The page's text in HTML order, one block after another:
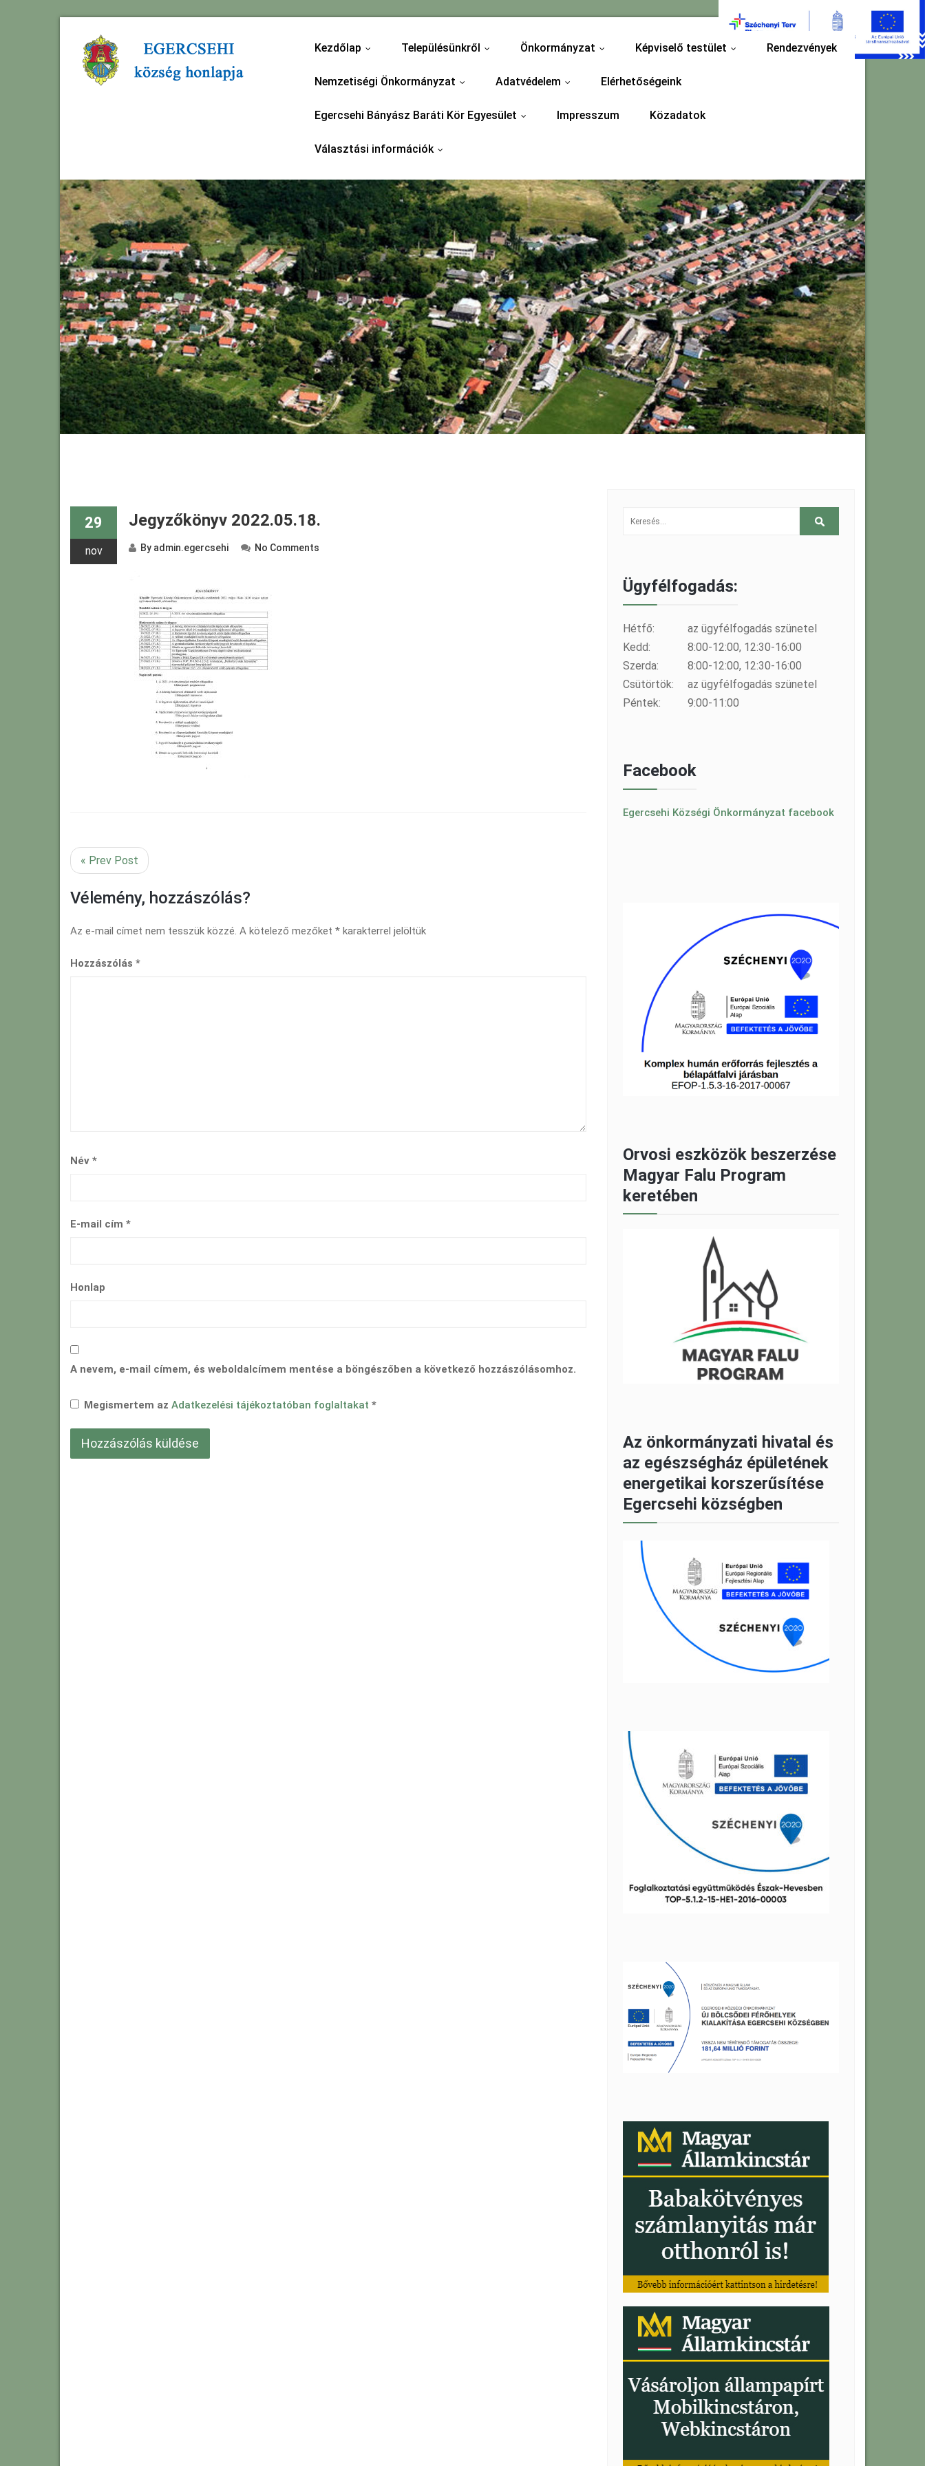
Kezdőlap Településünkről Önkormányzat Képviselő testület Rendezvények
Nemzetiségi Önkormányzat Adatvédelem Elérhetőségeink
Egercsehi Bányász Baráti Kör Egyesület Impresszum Közadatok
Választási információk
29
nov
Jegyzőkönyv 2022.05.18.
By admin.egercsehi No Comments
« Prev Post
Vélemény, hozzászólás?
Az e-mail címet nem tesszük közzé. A kötelező mezőket * karakterrel jelöltük
Hozzászólás *
Név *
E-mail cím *
Honlap
A nevem, e-mail címem, és weboldalcímem mentése a böngészőben a következő hozzászólásomhoz.
Megismertem az Adatkezelési tájékoztatóban foglaltakat *
Ügyfélfogadás:
Hétfő:
az ügyfélfogadás szünetel
Kedd:
8:00-12:00, 12:30-16:00
Szerda:
8:00-12:00, 12:30-16:00
Csütörtök:
az ügyfélfogadás szünetel
Péntek:
9:00-11:00
Facebook
Egercsehi Községi Önkormányzat facebook
Orvosi eszközök beszerzése
Magyar Falu Program
keretében
Az önkormányzati hivatal és
az egészségház épületének
energetikai korszerűsítése
Egercsehi községben